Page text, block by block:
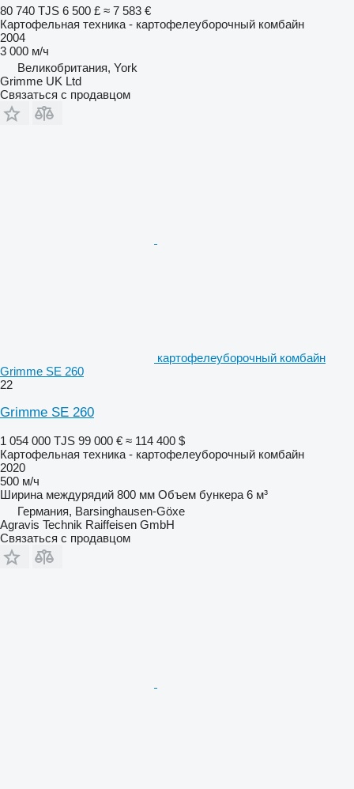
80 740 TJS 6 500 £ ≈ 7 583 €
Картофельная техника - картофелеуборочный комбайн
2004
3 000 м/ч
Великобритания, York
Grimme UK Ltd
Связаться с продавцом
картофелеуборочный комбайн
Grimme SE 260
22
Grimme SE 260
1 054 000 TJS 99 000 € ≈ 114 400 $
Картофельная техника - картофелеуборочный комбайн
2020
500 м/ч
Ширина междурядий 800 мм Объем бункера 6 м³
Германия, Barsinghausen-Göxe
Agravis Technik Raiffeisen GmbH
Связаться с продавцом